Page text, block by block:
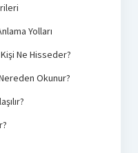
Yolları
Ne Hisseder?
Okunur?